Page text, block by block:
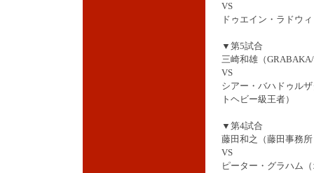
VS
ドゥエイン・ラドウ
▼第5試合
三崎和雄（
VS
シアー・バハドゥル
トヘビー級王者）
▼第4試合
藤田和之（藤田事務所
VS
ピーター・グラハム